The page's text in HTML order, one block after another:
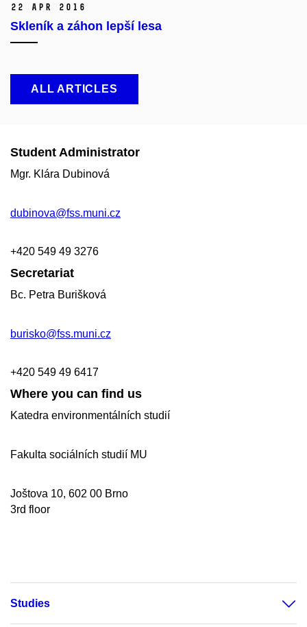
22 Apr 2016
Skleník a záhon lepší lesa
ALL ARTICLES
Student Administrator
Mgr. Klára Dubinová
dubinova@fss.muni.cz
+420 549 49 3276
Secretariat
Bc. Petra Burišková
burisko@fss.muni.cz
+420 549 49 6417
Where you can find us
Katedra environmentálních studií
Fakulta sociálních studií MU
Joštova 10, 602 00 Brno
3rd floor
Studies